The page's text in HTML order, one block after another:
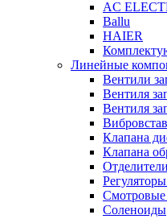
AC
Ballu
HAIER
Линейные
Вентили
Вентиля
Вентиля
Клапана
Клапана
Смотровые
Соленоиды